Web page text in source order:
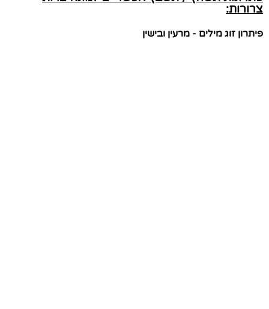
צרורות:
פיתרון זוג מילים - מרעין ובישין